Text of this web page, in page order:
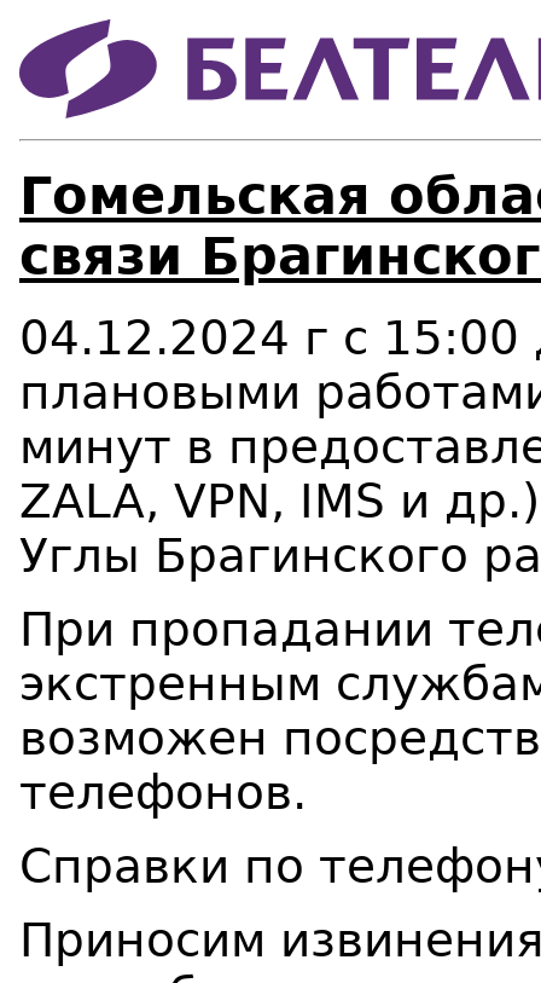
Гомельская
связи
04.12.2024 г с 15:00
плановыми
минут в
ZALA, VPN, IMS и
Углы Брагинского
При пропадании
экстренным
возможен
телефонов.
Справки по
Приносим